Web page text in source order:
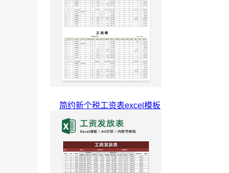
简约新个税工资表excel模板